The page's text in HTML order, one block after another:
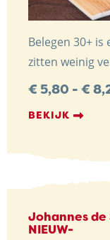
Belegen 30+
zitten weinig
€ 5,80 - €
BEKIJK
Johannes
NIEUW-